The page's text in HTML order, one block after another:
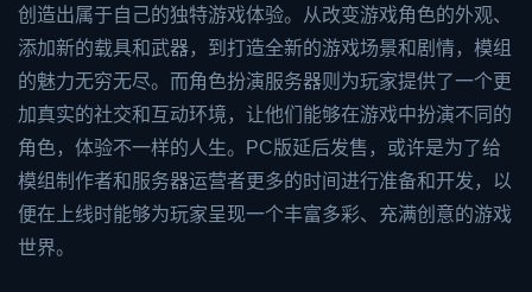
创造出属于自己的独特游戏体验。从改变游戏角色的外观、
添加新的载具和武器，到打造全新的游戏场景和剧情，模组
的魅力无穷无尽。而角色扮演服务器则为玩家提供了一个更
加真实的社交和互动环境，让他们能够在游戏中扮演不同的
角色，体验不一样的人生。PC版延后发售，或许是为了给
模组制作者和服务器运营者更多的时间进行准备和开发，以
便在上线时能够为玩家呈现一个丰富多彩、充满创意的游戏
世界。